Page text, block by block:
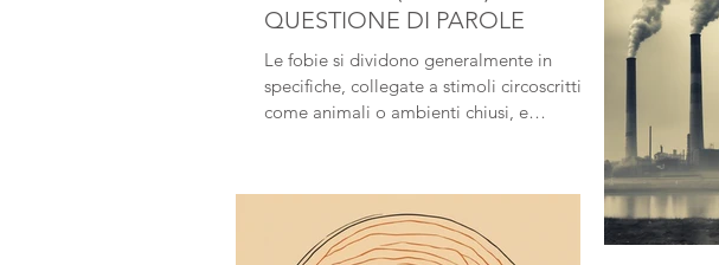
QUESTIONE DI PAROLE
Le fobie si dividono generalmente in
specifiche, collegate a stimoli circoscritti,
come animali o ambienti chiusi, e
ampi e possono limitare drasticamente la
vita quotidiana
.